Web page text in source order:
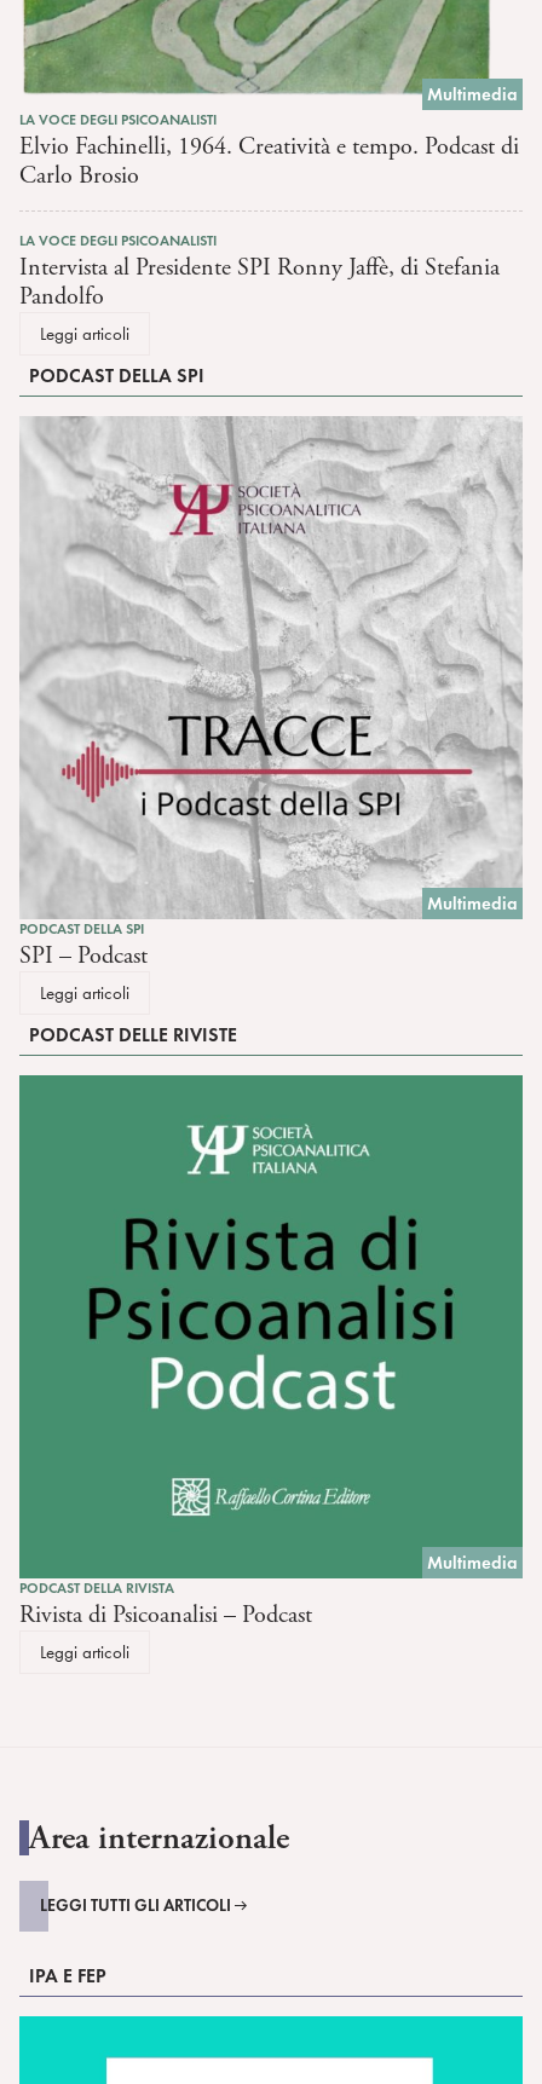
Multimedia
LA VOCE DEGLI PSICOANALISTI
Elvio Fachinelli, 1964. Creatività e tempo. Podcast di
Carlo Brosio
LA VOCE DEGLI PSICOANALISTI
Intervista al Presidente SPI Ronny Jaffè, di Stefania
Pandolfo
Leggi articoli
PODCAST DELLA SPI
Multimedia
PODCAST DELLA SPI
SPI – Podcast
Leggi articoli
PODCAST DELLE RIVISTE
Multimedia
PODCAST DELLA RIVISTA
Rivista di Psicoanalisi – Podcast
Leggi articoli
Area internazionale
LEGGI TUTTI GLI ARTICOLI
IPA E FEP